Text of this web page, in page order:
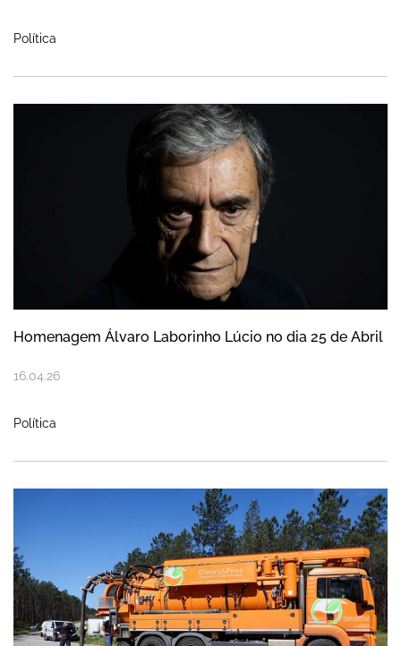
Política
Homenagem Álvaro Laborinho Lúcio no
Homenagem Álvaro Laborinho Lúcio no dia 25 de Abril
16.04.26
Política
Renovação da Estação Elevatória de